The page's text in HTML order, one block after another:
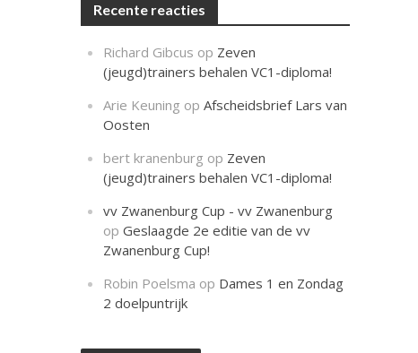
Recente reacties
Richard Gibcus op Zeven
(jeugd)trainers behalen VC1-diploma!
Arie Keuning opAfscheidsbrief Lars van
Oosten
bert kranenburg op Zeven
(jeugd)trainers behalen VC1-diploma!
vv Zwanenburg Cup - vv Zwanenburg
opGeslaagde 2e editie van de vv
Zwanenburg Cup!
Robin Poelsma op Dames 1 en Zondag
2 doelpuntrijk